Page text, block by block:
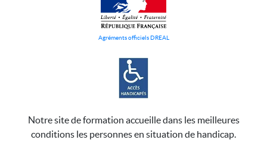
Agréments officiels DREAL
Notre site de formation accueille dans les meilleures
conditions les personnes en situation de handicap.